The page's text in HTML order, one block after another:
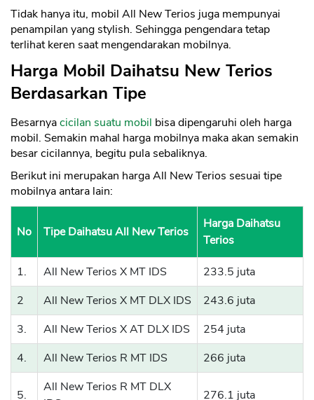
Tidak hanya itu, mobil All New Terios juga mempunyai
penampilan yang stylish. Sehingga pengendara tetap
terlihat keren saat mengendarakan mobilnya.
Harga Mobil Daihatsu New Terios
Berdasarkan Tipe
Besarnyacicilan suatu mobil bisa dipengaruhi oleh harga
mobil. Semakin mahal harga mobilnya maka akan semakin
besar cicilannya, begitu pula sebaliknya.
Berikut ini merupakan harga All New Terios sesuai tipe
mobilnya antara lain:
No Tipe Daihatsu All New Terios
Harga Daihatsu
Terios
1. All New Terios X MT IDS
233.5 juta
2
All New Terios X MT DLX IDS
243.6 juta
3.
All New Terios X AT DLX IDS
254 juta
4.
All New Terios R MT IDS 266 juta
5.
All New Terios R MT DLX
276.1 juta